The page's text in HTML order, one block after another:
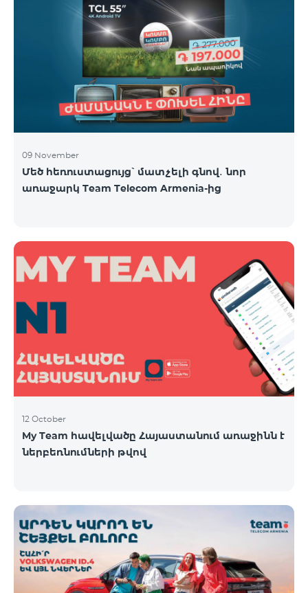
09 November
Մեծ հեռուստացույց՝ մատչելի գնով․ նոր
առաջարկ Team Telecom Armenia-ից
12 October
My Team հավելվածը Հայաստանում առաջինն է
ներբեռնումների թվով